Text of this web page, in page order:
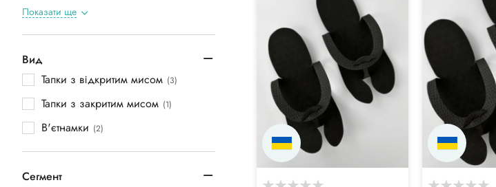
Показати ще
Вид
Тапки з відкритим мисом (3)
Тапки з закритим мисом (1)
В'єтнамки (2)
Сегмент